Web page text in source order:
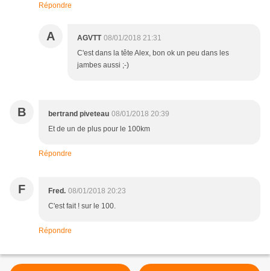
Répondre
A AGVTT 08/01/2018 21:31
C'est dans la tête Alex, bon ok un peu dans les
jambes aussi ;-)
B bertrand piveteau 08/01/2018 20:39
Et de un de plus pour le 100km
Répondre
F Fred. 08/01/2018 20:23
C'est fait ! sur le 100.
Répondre